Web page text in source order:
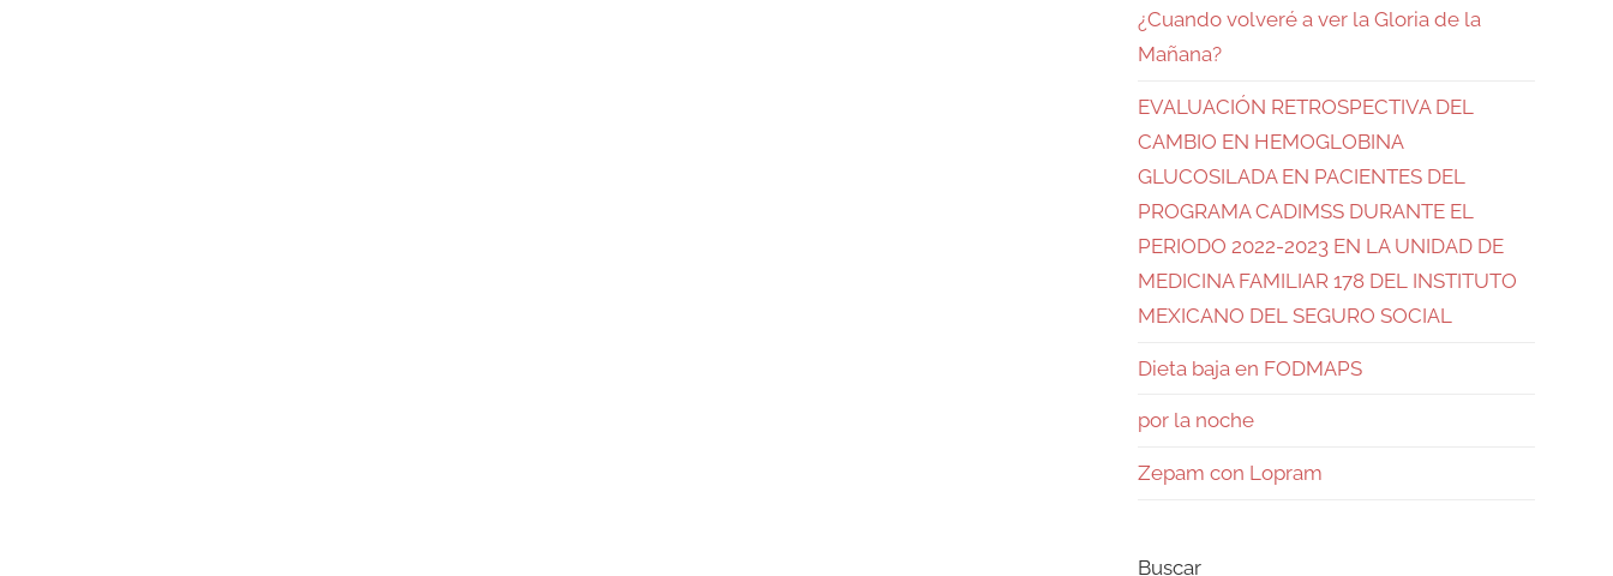
¿Cuando volveré a ver la Gloria de la
Mañana?
EVALUACIÓN RETROSPECTIVA DEL
CAMBIO EN HEMOGLOBINA
GLUCOSILADA EN PACIENTES DEL
PROGRAMA CADIMSS DURANTE EL
PERIODO 2022-2023 EN LA UNIDAD DE
MEDICINA FAMILIAR 178 DEL INSTITUTO
MEXICANO DEL SEGURO SOCIAL
Dieta baja en FODMAPS
por la noche
Zepam con Lopram
Buscar